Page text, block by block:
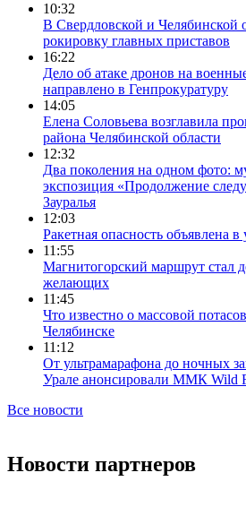
10:32
В Свердловской и Челябинской
рокировку главных приставов
16:22
Дело об атаке дронов на
направлено в Генпрокуратуру
14:05
Елена Соловьева возглавила
района Челябинской области
12:32
Два поколения на одном фото:
экспозиция «Продолжение
Зауралья
12:03
Ракетная опасность объявлена
11:55
Магнитогорский маршрут стал
желающих
11:45
Что известно о массовой
Челябинске
11:12
От ультрамарафона до ночных
Урале анонсировали ММК Wild
Все новости
Новости партнеров